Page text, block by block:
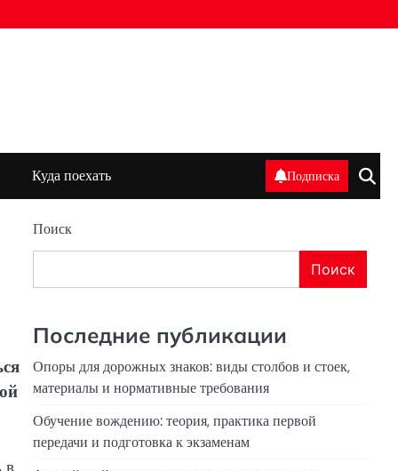
Куда поехать Подписка
Поиск
Поиск
Последние публикации
Опоры для дорожных знаков: виды столбов и стоек,
материалы и нормативные требования
Обучение вождению: теория, практика первой
передачи и подготовка к экзаменам